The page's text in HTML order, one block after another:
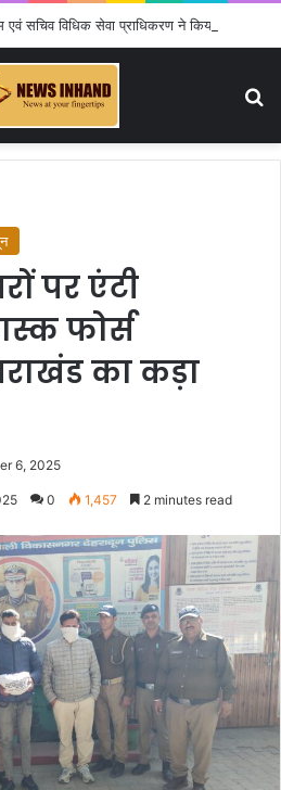
पर एंटी
फोर्स
का कड़ा
6, 2025
0 1,457 2 minutes read